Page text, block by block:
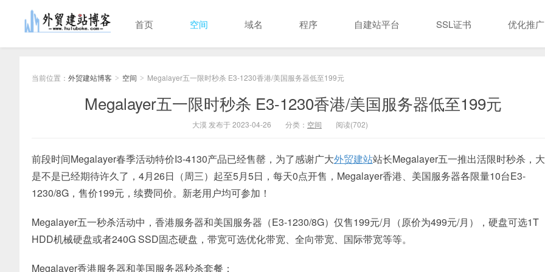
首页 空间 域名 程序 自建站平台 SSL证书 优化推广
当前位置： 外贸建站博客 > 空间 > Megalayer五一限时秒杀 E3-1230香港/美国服务器低至199元
Megalayer五一限时秒杀 E3-1230香港/美国服务器低至199元
大漠 发布于 2023-04-26 分类： 空间 阅读(702)
前段时间Megalayer春季活动特价I3-4130产品已经售罄，为了感谢广大外贸建站站长Megalayer五一推出活限时秒杀，
是不是已经期待许久了，4月26日（周三）起至5月5日，每天0点开售，Megalayer香港、美国服务器各限量10台E3-
1230/8G，售价199元，续费同价。新老用户均可参加！
Megalayer五一秒杀活动中，香港服务器和美国服务器（E3-1230/8G）仅售199元/月（原价为499元/月），硬盘可选1T
HDD机械硬盘或者240G SSD固态硬盘，带宽可选优化带宽、全向带宽、国际带宽等等。
Megalayer香港服务器和美国服务器秒杀套餐：